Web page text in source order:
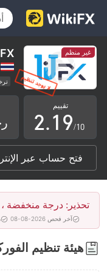
غير منظم
تقييم
0
1
2
3
4
5
6
7
.
0
1
2
3
4
5
6
5
6
7
8
9/10
فتح حساب عبر
تحذير: درجة منخفضة ،
آخر فحص 2026-08-08
هيئة تنظيم